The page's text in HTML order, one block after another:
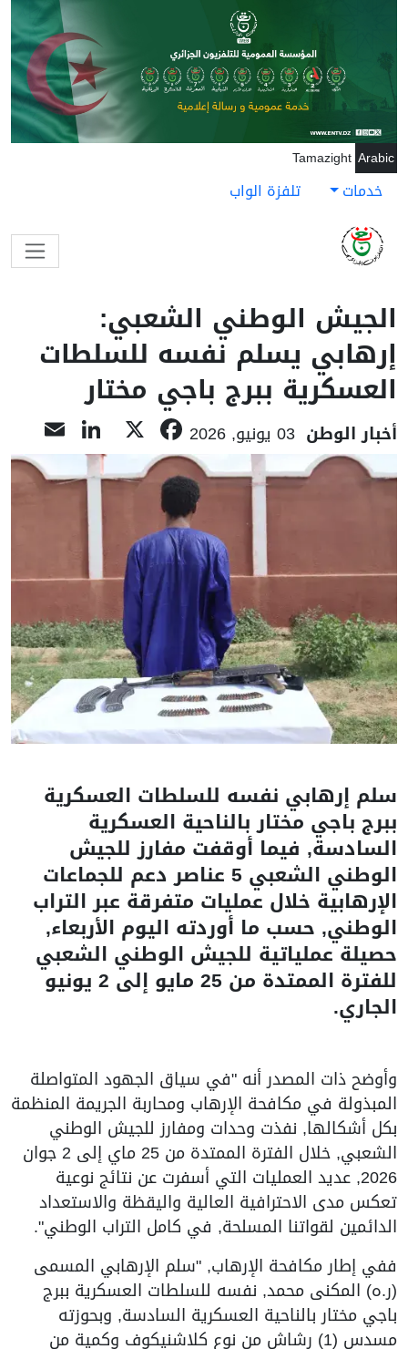
تجاوز إلى المحتوى الرئيسي
Arabic
Tamazight
خدمات تلفزة الواب
الجيش الوطني الشعبي:
إرهابي يسلم نفسه للسلطات
العسكرية ببرج باجي مختار
أخبار الوطن 03 يونيو, 2026 Facebook
سلم إرهابي نفسه للسلطات العسكرية
ببرج باجي مختار بالناحية العسكرية
السادسة, فيما أوقفت مفارز للجيش
الوطني الشعبي 5 عناصر دعم للجماعات
الإرهابية خلال عمليات متفرقة عبر التراب
الوطني, حسب ما أوردته اليوم الأربعاء,
حصيلة عملياتية للجيش الوطني الشعبي
للفترة الممتدة من 25 مايو إلى 2 يونيو
الجاري.
وأوضح ذات المصدر أنه "في سياق الجهود المتواصلة
المبذولة في مكافحة الإرهاب ومحاربة الجريمة المنظمة
بكل أشكالها, نفذت وحدات ومفارز للجيش الوطني
الشعبي, خلال الفترة الممتدة من 25 ماي إلى 2 جوان
2026, عديد العمليات التي أسفرت عن نتائج نوعية
تعكس مدى الاحترافية العالية واليقظة والاستعداد
الدائمين لقواتنا المسلحة, في كامل التراب الوطني".
ففي إطار مكافحة الإرهاب, "سلم الإرهابي المسمى
(ر.ه) المكنى محمد, نفسه للسلطات العسكرية ببرج
باجي مختار بالناحية العسكرية السادسة, وبحوزته
مسدس (1) رشاش من نوع كلاشنيكوف وكمية من